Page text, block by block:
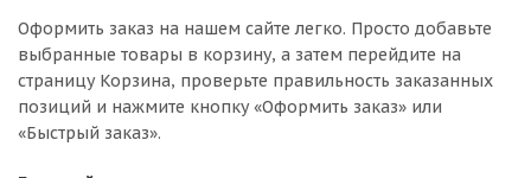
Оформить заказ на нашем сайте легко. Просто добавьте
выбранные товары в корзину, а затем перейдите на
страницу Корзина, проверьте правильность заказанных
позиций и нажмите кнопку «Оформить заказ» или
«Быстрый заказ».